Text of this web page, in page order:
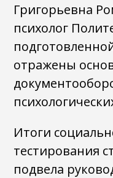
Григорьевна
психолог
отражены
Итоги
тестирования
подвела